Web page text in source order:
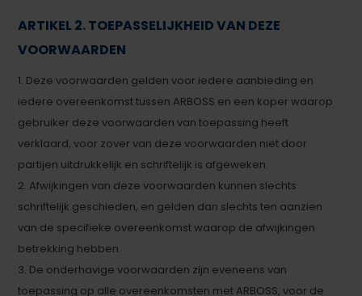
ARTIKEL 2. TOEPASSELIJKHEID VAN DEZE
VOORWAARDEN
1. Deze voorwaarden gelden voor iedere aanbieding en
iedere overeenkomst tussen ARBOSS en een koper waarop
gebruiker deze voorwaarden van toepassing heeft
verklaard, voor zover van deze voorwaarden niet door
partijen uitdrukkelijk en schriftelijk is afgeweken.
2. Afwijkingen van deze voorwaarden kunnen slechts
schriftelijk geschieden, en gelden dan slechts ten aanzien
van de specifieke overeenkomst waarop de afwijkingen
betrekking hebben.
3. De onderhavige voorwaarden zijn eveneens van
toepassing op alle overeenkomsten met ARBOSS, voor de